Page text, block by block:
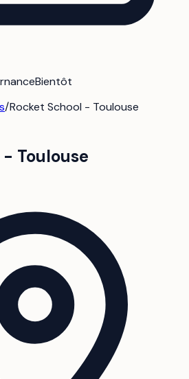
Bientôt
/Rocket School - Toulouse
Toulouse